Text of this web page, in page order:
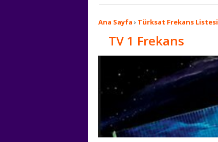
Ana Sayfa › Türksat Frekans Listesi
TV 1 Frekans